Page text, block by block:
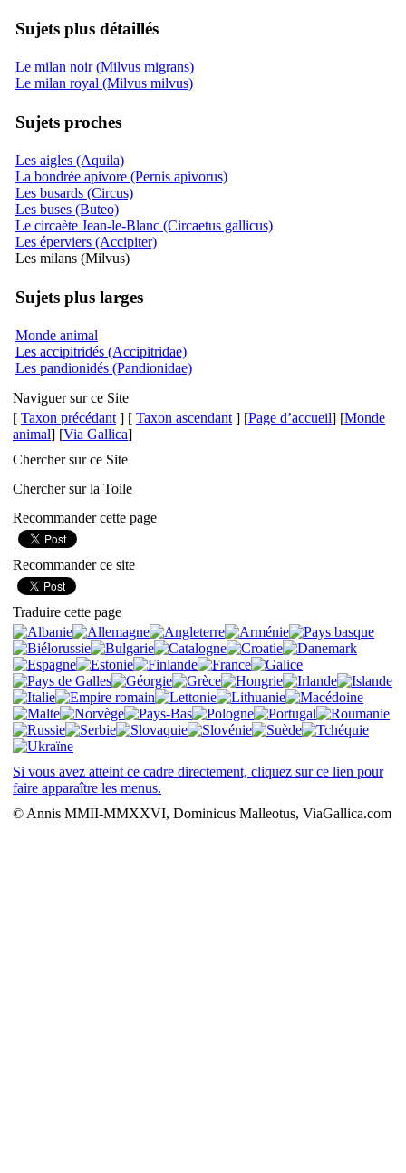
Sujets plus détaillés
Le milan noir (Milvus migrans)
Le milan royal (Milvus milvus)
Sujets proches
Les aigles (Aquila)
La bondrée apivore (Pernis apivorus)
Les busards (Circus)
Les buses (Buteo)
Le circaète Jean-le-Blanc (Circaetus gallicus)
Les éperviers (Accipiter)
Les milans (Milvus)
Sujets plus larges
Monde animal
Les accipitridés (Accipitridae)
Les pandionidés (Pandionidae)
Naviguer sur ce Site
[ Taxon précédant ] [ Taxon ascendant ] [Page d’accueil] [Monde
animal] [Via Gallica]
Chercher sur ce Site
Chercher sur la Toile
Recommander cette page
Recommander ce site
Traduire cette page
Si vous avez atteint ce cadre directement, cliquez sur ce lien pour
faire apparaître les menus.
© Annis MMII-MMXXVI, Dominicus Malleotus, ViaGallica.com